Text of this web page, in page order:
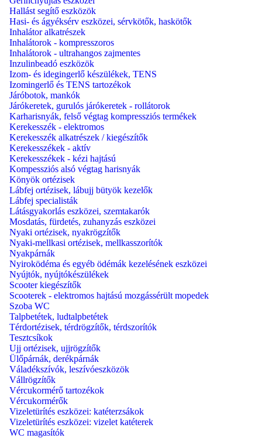
Hallást segítő eszközök
Hasi- és ágyéksérv eszközei, sérvkötők, haskötők
Inhalátor alkatrészek
Inhalátorok - kompresszoros
Inhalátorok - ultrahangos zajmentes
Inzulinbeadó eszközök
Izom- és idegingerlő készülékek, TENS
Izomingerlő és TENS tartozékok
Járóbotok, mankók
Járókeretek, gurulós járókeretek - rollátorok
Karharisnyák, felső végtag kompressziós termékek
Kerekesszék - elektromos
Kerekesszék alkatrészek / kiegészítők
Kerekesszékek - aktív
Kerekesszékek - kézi hajtású
Kompessziós alsó végtag harisnyák
Könyök ortézisek
Lábfej ortézisek, lábujj bütyök kezelők
Lábfej specialisták
Látásgyakorlás eszközei, szemtakarók
Mosdatás, fürdetés, zuhanyzás eszközei
Nyaki ortézisek, nyakrögzítők
Nyaki-mellkasi ortézisek, mellkasszorítók
Nyakpárnák
Nyiroködéma és egyéb ödémák kezelésének eszközei
Nyújtók, nyújtókészülékek
Scooter kiegészítők
Scooterek - elektromos hajtású mozgássérült mopedek
Szoba WC
Talpbetétek, ludtalpbetétek
Térdortézisek, térdrögzítők, térdszorítók
Tesztcsíkok
Ujj ortézisek, ujjrögzítők
Ülőpárnák, derékpárnák
Váladékszívók, leszívóeszközök
Vállrögzítők
Vércukormérő tartozékok
Vércukormérők
Vizeletürítés eszközei: katéterzsákok
Vizeletürítés eszközei: vizelet katéterek
WC magasítók